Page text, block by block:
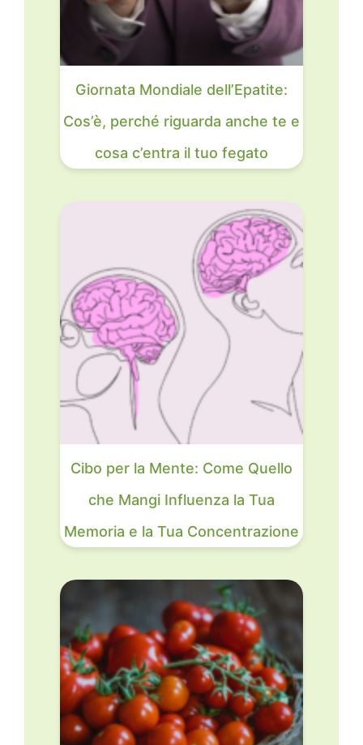
Giornata Mondiale dell’Epatite:
Cos’è, perché riguarda anche te e
cosa c’entra il tuo fegato
Cibo per la Mente: Come Quello
che Mangi Influenza la Tua
Memoria e la Tua Concentrazione